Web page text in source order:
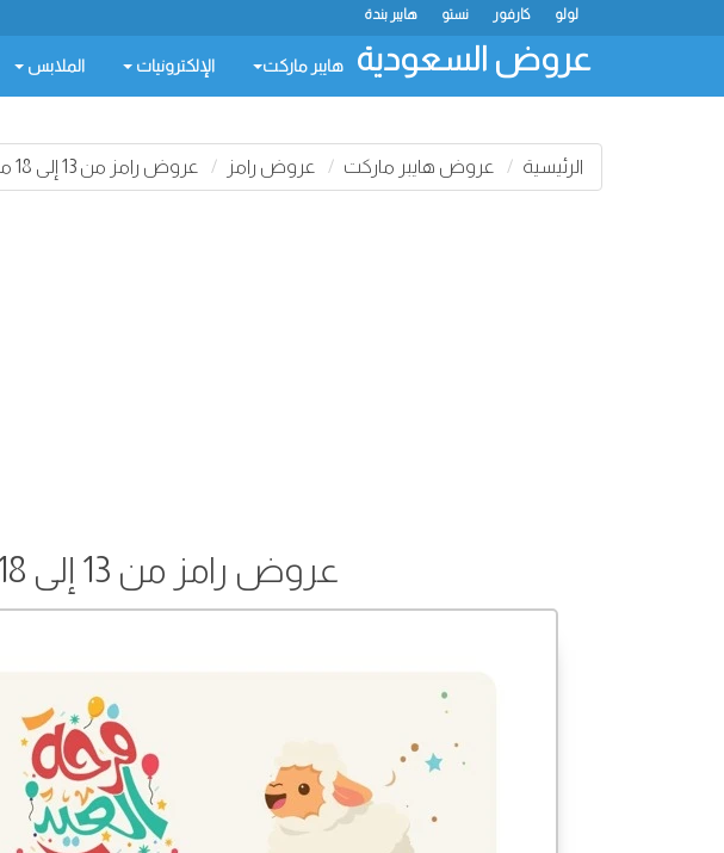
هايبر بندة نستو كارفور لولو
عروض السعودية هايبر ماركت الإلكترونيات الملابس
الرئيسية عروض هايبر ماركت عروض رامز عروض رامز من 13 إلى 18 مايو 2026
عروض رامز من 13 إلى 18 مايو 2026